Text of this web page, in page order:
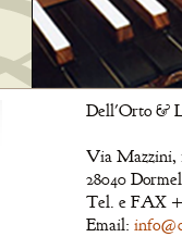
Dell'Orto &
Via Mazzini,
28040
Tel. e FAX
Email: